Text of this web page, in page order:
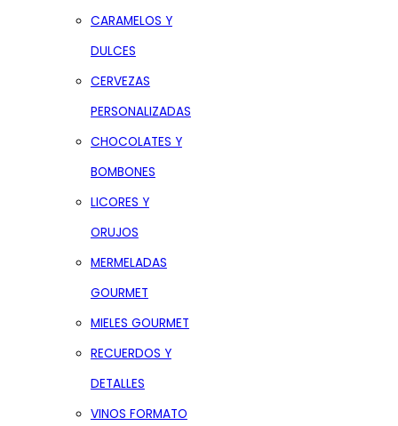
CARAMELOS Y
DULCES
CERVEZAS
PERSONALIZADAS
CHOCOLATES Y
BOMBONES
LICORES Y
ORUJOS
MERMELADAS
GOURMET
MIELES GOURMET
RECUERDOS Y
DETALLES
VINOS FORMATO